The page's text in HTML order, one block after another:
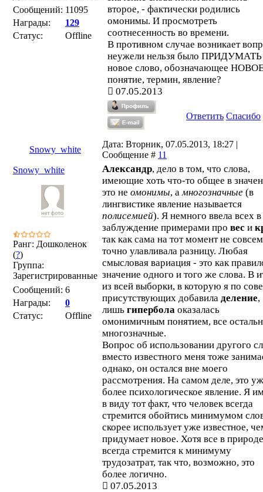
Сообщений: 11095
Награды:
129
Статус:
Offline
второе, - фактически родились
омонимы. И просмотреть
соотнесенность во времени.
В противном случае возникает
неужели нельзя было ПРИДУМАТЬ
новое слово, обозначающее
понятие, термин, явление?
07.05.2013
Ответить Спасибо
Snowy_white
Дата: Вторник, 07.05.2013, 18:27 |
Сообщение # 11
Snowy_white
Ранг: Дошколенок
(?)
Группа:
Зарегистрированные
Сообщений: 6
Награды:
0
Статус:
Offline
Александр, дело в том, что слова,
имеющие хоть что-то общее в
это не омонимы, амногозначные (в
лингвистике явление называется
полисемией). Я немного ввела всех в
заблуждение примерами про вес и
так как сама на тот момент не совсем
точно улавливала разницу. Любая
смысловая вариация - это как
значение одного и того же слова. В
из всей выборки, в которую я по
присутствующих добавила деление,
лишь гипербола оказалась
омонимичным понятием, все
многозначные.
Вопрос об использовании другого
вместо известного меня тоже
однако, он остался вне моего
рассмотрения. На самом деле, это
более психологическое явление. Я
в виду тот факт, что человек всегда
стремится обойтись минимумом
скорее использует уже известное,
придумает новое. Хотя все в природе
всегда стремится к минимуму
трудозатрат, так что, возможно, это
более логично.
07.05.2013